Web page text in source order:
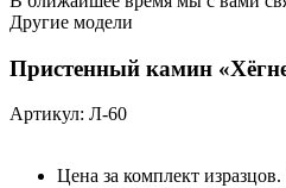
Другие модели
Пристенный камин
Артикул: Л-60
Цена за комплект